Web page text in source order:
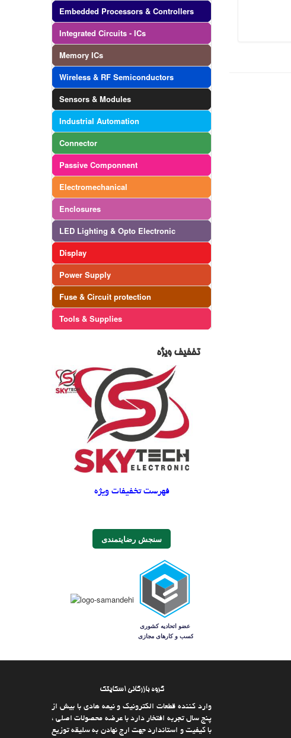
Embedded Processors & Controllers
Integrated Circuits - ICs
Memory ICs
Wireless & RF Semiconductors
Sensors & Modules
Industrial Automation
Connector
Passive Componnent
Electromechanical
Enclosures
LED Lighting & Opto Electronic
Display
Power Supply
Fuse & Circuit protection
Tools & Supplies
تخفیف ویژه
فهرست تخفیفات ویژه
سنجش رضایتمندی
گروه بازرگانی اسکایتک
وارد كننده قطعات الکترونیک و نیمه هادی با بیش از
پنج سال تجربه افتخار دارد با عرضه محصولات اصلی ،
با كیفیت و استاندارد جهت ارج نهادن به سلیقه توزیع